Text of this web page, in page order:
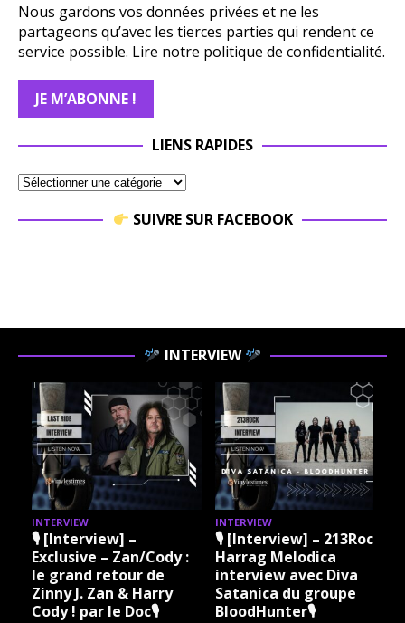
Nous gardons vos données privées et ne les
partageons qu’avec les tierces parties qui rendent ce
service possible. Lire notre politique de confidentialité.
LIENS RAPIDES
SUIVRE SUR FACEBOOK
INTERVIEW
INTERVIEW
🎙 [Interview] –
Exclusive – Zan/Cody :
le grand retour de
Zinny J. Zan & Harry
Cody ! par le Doc🎙
INTERVIEW
🎙 [Interview] – 213Rock
Harrag Melodica
interview avec Diva
Satanica du groupe
BloodHunter🎙